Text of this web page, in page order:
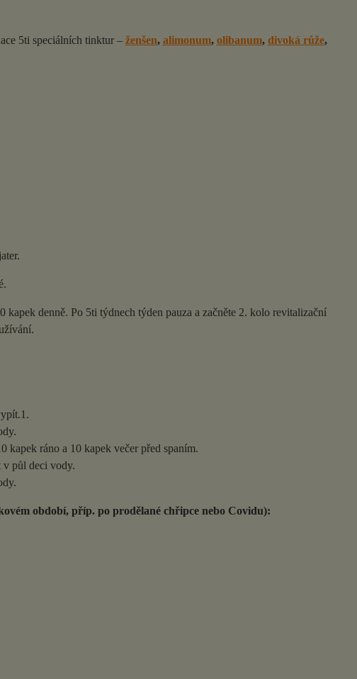
5ti speciálních tinktur – ženšen, alimonum, olibanum, divoká růže,
denně. Po 5ti týdnech týden pauza a začněte 2. kolo revitalizační
ráno a 10 kapek večer před spaním.
půl deci vody.
období, příp. po prodělané chřipce nebo Covidu):